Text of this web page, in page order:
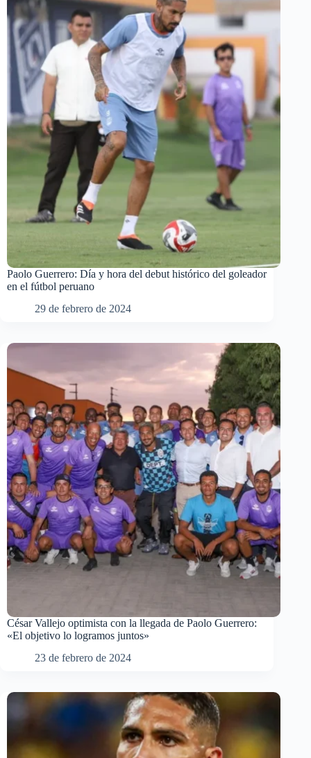
Paolo Guerrero: Día y hora del debut histórico del goleador
en el fútbol peruano
29 de febrero de 2024
César Vallejo optimista con la llegada de Paolo Guerrero:
«El objetivo lo logramos juntos»
23 de febrero de 2024